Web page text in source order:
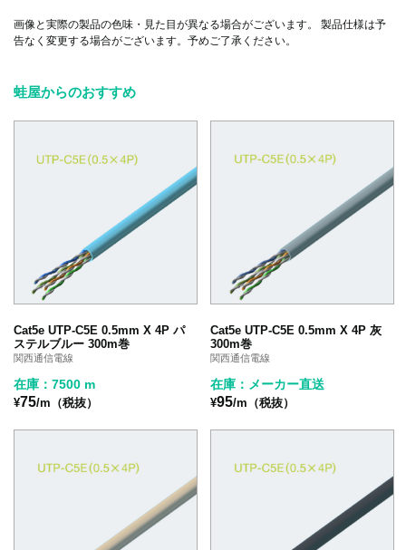
画像と実際の製品の色味・見た目が異なる場合がございます。 製品仕様は予
告なく変更する場合がございます。予めご了承ください。
蛙屋からのおすすめ
Cat5e UTP-C5E 0.5mm X 4P パ
ステルブルー 300m巻
関西通信電線
在庫：7500 m
¥75/m（税抜）
Cat5e UTP-C5E 0.5mm X 4P 灰
300m巻
関西通信電線
在庫：メーカー直送
¥95/m（税抜）